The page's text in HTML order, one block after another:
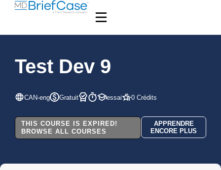
Test Dev 9
CAN-eng Gratuit essai 0 Crédits
THIS COURSE IS EXPIRED!
BROWSE ALL COURSES
APPRENDRE
ENCORE PLUS